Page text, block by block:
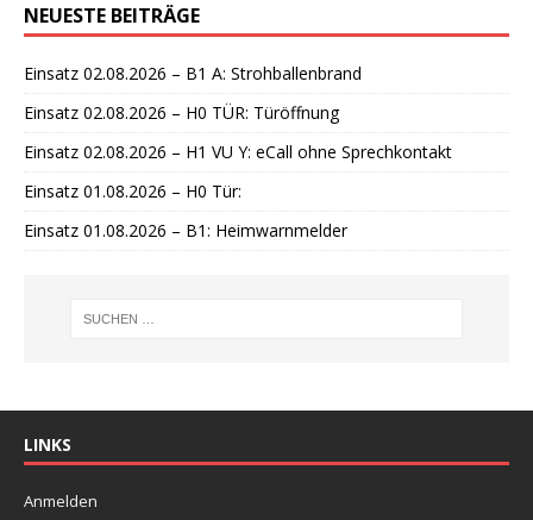
w
e
s
NEUESTE BEITRÄGE
Einsatz 02.08.2026 – B1 A: Strohballenbrand
Einsatz 02.08.2026 – H0 TÜR: Türöffnung
Einsatz 02.08.2026 – H1 VU Y: eCall ohne Sprechkontakt
Einsatz 01.08.2026 – H0 Tür:
Einsatz 01.08.2026 – B1: Heimwarnmelder
LINKS
Anmelden